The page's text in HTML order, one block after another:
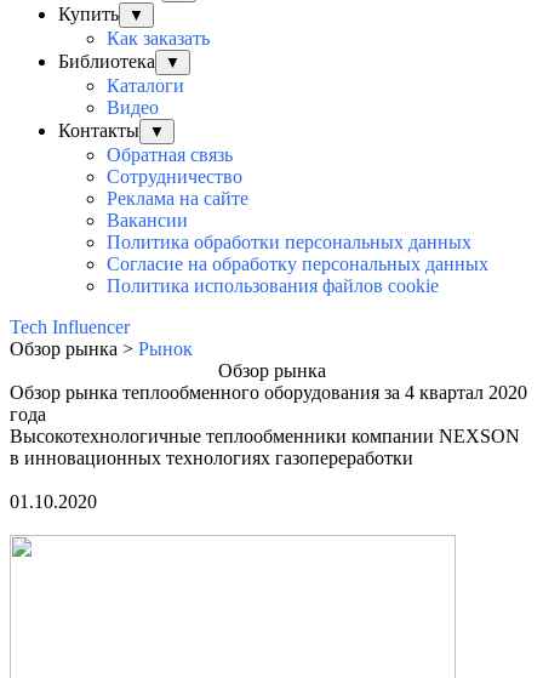
Купить ▼
Как заказать
Библиотека
▼
Каталоги
Видео
Контакты
▼
Обратная связь
Сотрудничество
Реклама на сайте
Вакансии
Политика обработки персональных данных
Согласие на обработку персональных данных
Политика использования файлов cookie
Tech Influencer
Обзор рынка > Рынок
Обзор рынка
Обзор рынка теплообменного оборудования за 4 квартал 2020
года
Высокотехнологичные теплообменники компании NEXSON
в инновационных технологиях газопереработки
01.10.2020